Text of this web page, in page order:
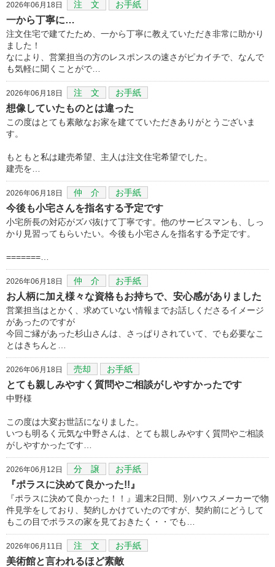
2026年06月18日 注 文 お手紙
一から丁寧に…
注文住宅で建てたため、一から丁寧に教えていただき非常に助かり
ました！
なにより、営業担当の方のレスポンスの速さがピカイチで、なんで
も気軽に聞くことがで…
2026年06月18日 注 文 お手紙
想像していたものとは違った
この度はとても素敵なお家を建てていただきありがとうございま
す。
もともと私は建売希望、主人は注文住宅希望でした。
建売を…
2026年06月18日 仲 介 お手紙
今後も小宅さんを指名する予定です
小宅所長の対応がズバ抜けて丁寧です。他のサービスマンも、しっ
かり見習ってもらいたい。今後も小宅さんを指名する予定です。
=======…
2026年06月18日 仲 介 お手紙
お人柄に加え様々な資格もお持ちで、安心感がありました
営業担当はとかく、求めていない情報までお話しくださるイメージ
があったのですが
今回ご縁があった杉山さんは、さっぱりされていて、でも必要なこ
とはきちんと…
2026年06月18日 売却 お手紙
とても親しみやすく質問やご相談がしやすかったです
中野様
この度は大変お世話になりました。
いつも明るく元気な中野さんは、とても親しみやすく質問やご相談
がしやすかったです…
2026年06月12日 分 譲 お手紙
『ポラスに決めて良かった!!』
『ポラスに決めて良かった！！』週末2日間、別ハウスメーカーで物
件見学をしており、契約しかけていたのですが、契約前にどうして
もこの目でポラスの家を見ておきたく・・でも…
2026年06月11日 注 文 お手紙
美術館と言われるほど素敵